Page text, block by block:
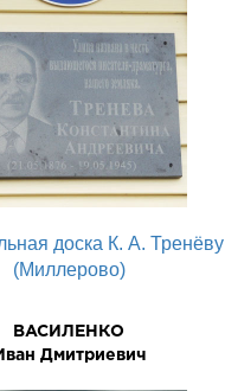
доска К. А. Тренёву
(Миллерово)
ВАСИЛЕНКО
Дмитриевич